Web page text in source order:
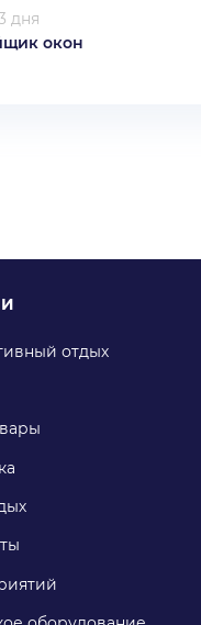
дня
окон
отдых